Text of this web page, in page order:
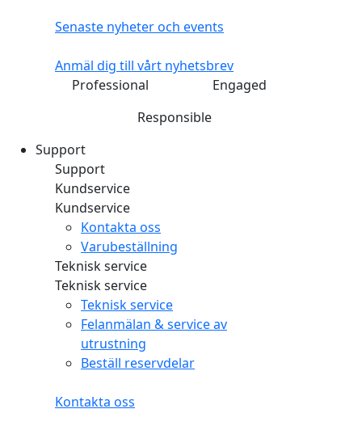
Senaste nyheter och events
Anmäl dig till vårt nyhetsbrev
Professional
Engaged
Responsible
Support
Support
Kundservice
Kundservice
Kontakta oss
Varubeställning
Teknisk service
Teknisk service
Teknisk service
Felanmälan & service av
utrustning
Beställ reservdelar
Kontakta oss